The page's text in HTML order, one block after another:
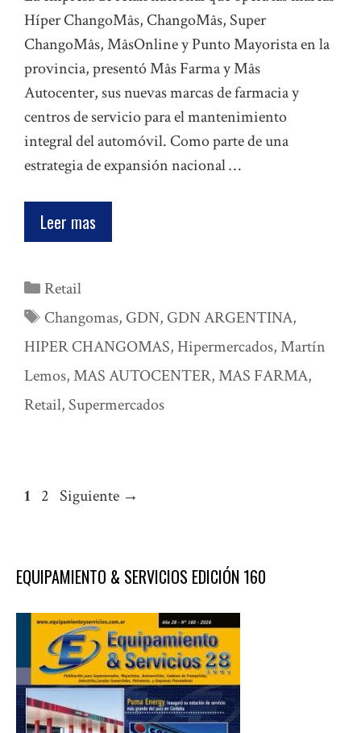
Híper ChangoMâs, ChangoMâs, Super
ChangoMâs, MâsOnline y Punto Mayorista en la
provincia, presentó Mâs Farma y Mâs
Autocenter, sus nuevas marcas de farmacia y
centros de servicio para el mantenimiento
integral del automóvil. Como parte de una
estrategia de expansión nacional …
Leer mas
Categorías
Retail
Etiquetas
Changomas, GDN, GDN ARGENTINA,
HIPER CHANGOMAS, Hipermercados,Martín
Lemos,MAS AUTOCENTER,MAS FARMA,
Retail, Supermercados
Página
1 Página
2 Siguiente →
EQUIPAMIENTO & SERVICIOS EDICIÓN 160